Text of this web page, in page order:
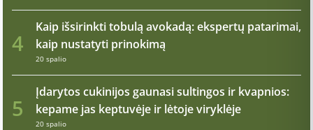
4
Kaip išsirinkti tobulą avokadą: ekspertų patarimai,
kaip nustatyti prinokimą
20 spalio
5
Įdarytos cukinijos gaunasi sultingos ir kvapnios:
kepame jas keptuvėje ir lėtoje viryklėje
20 spalio